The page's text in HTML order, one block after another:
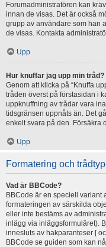
Forumadministratören kan
innan de visas. Det är också
grupp av användare som han
de visas. Kontakta
Upp
Hur knuffar jag upp min tråd?
Genom att klicka på “Knuffa
tråden överst på förstasidan i
uppknuffning av trådar vara
tidsgränsen uppnåts än. Det
enkelt svara på den. Försäkra
Upp
Formatering och
Vad är BBCode?
BBCode är en speciell variant
formateringen av särskilda
eller inte bestäms av
inlägg via inläggsformuläret).
innesluts av hakparanteser [
BBCode se guiden som kan